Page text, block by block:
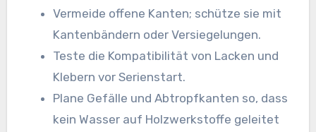
Vermeide offene Kanten; schütze sie mit
Kantenbändern oder Versiegelungen.
Teste die Kompatibilität von Lacken und
Klebern vor Serienstart.
Plane Gefälle und Abtropfkanten so, dass
kein Wasser auf Holzwerkstoffe geleitet